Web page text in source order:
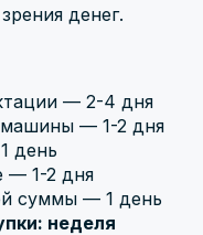
денег.
— 2-4 дня
— 1-2 дня
день
— 1-2 дня
суммы — 1 день
неделя